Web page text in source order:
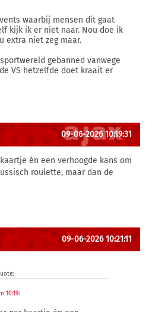
waarbij mensen dit gaat
kijk ik er niet naar. Nou doe ik
extra niet zeg maar.
gebanned vanwege
VS hetzelfde doet kraait er
09-06-2026 10:19:31
én een verhoogde kans om
roulette, maar dan de
09-06-2026 10:21:11
10:19: